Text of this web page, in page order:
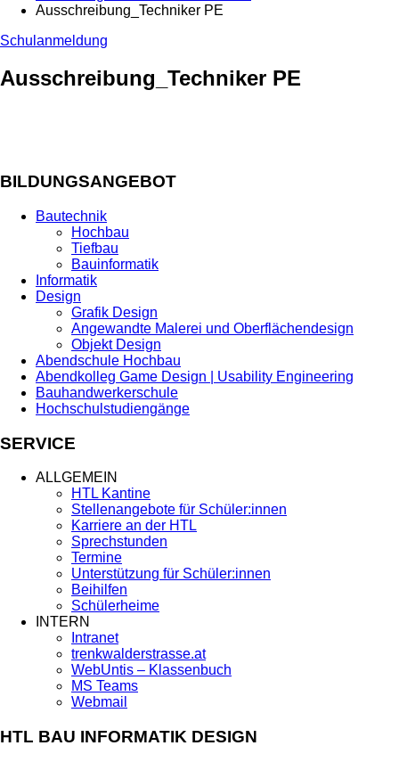
Ausschreibung_Techniker PE
Schulanmeldung
Ausschreibung_Techniker PE
BILDUNGSANGEBOT
Bautechnik
Hochbau
Tiefbau
Bauinformatik
Informatik
Design
Grafik Design
Angewandte Malerei und Oberflächendesign
Objekt Design
Abendschule Hochbau
Abendkolleg Game Design | Usability Engineering
Bauhandwerkerschule
Hochschulstudiengänge
SERVICE
ALLGEMEIN
HTL Kantine
Stellenangebote für Schüler:innen
Karriere an der HTL
Sprechstunden
Termine
Unterstützung für Schüler:innen
Beihilfen
Schülerheime
INTERN
Intranet
trenkwalderstrasse.at
WebUntis – Klassenbuch
MS Teams
Webmail
HTL BAU INFORMATIK DESIGN